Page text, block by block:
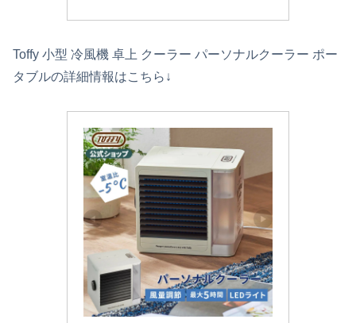
Toffy 小型 冷風機 卓上 クーラー パーソナルクーラー ポー
タブルの詳細情報はこちら↓